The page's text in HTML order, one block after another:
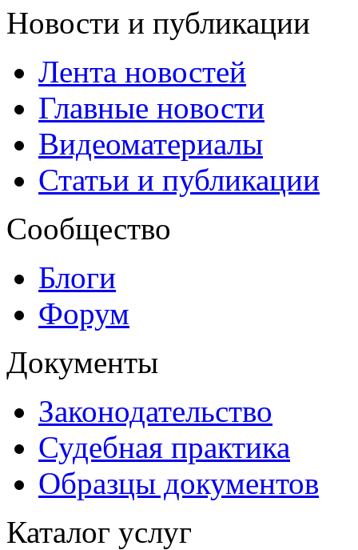
Новости и публикации
Лента новостей
Главные новости
Видеоматериалы
Статьи и публикации
Сообщество
Блоги
Форум
Документы
Законодательство
Судебная практика
Образцы документов
Каталог услуг